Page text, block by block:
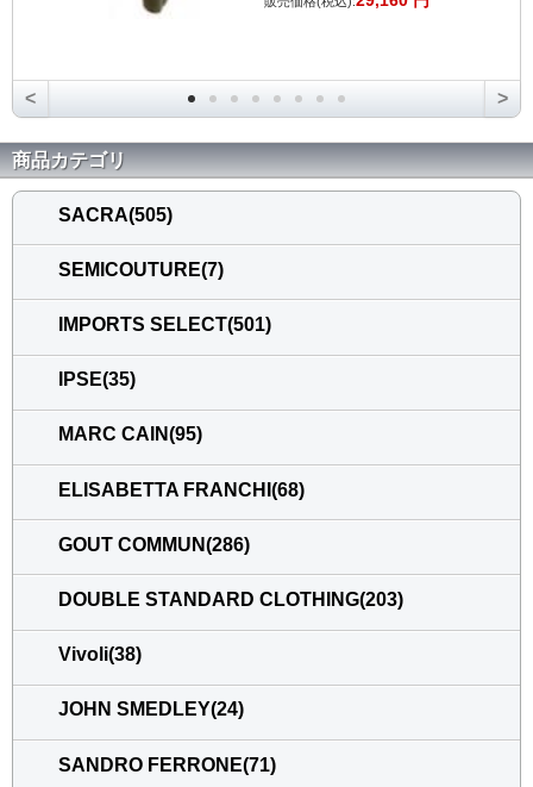
< >
商品カテゴリ
SACRA(505)
SEMICOUTURE(7)
IMPORTS SELECT(501)
IPSE(35)
MARC CAIN(95)
ELISABETTA FRANCHI(68)
GOUT COMMUN(286)
DOUBLE STANDARD CLOTHING(203)
Vivoli(38)
JOHN SMEDLEY(24)
SANDRO FERRONE(71)